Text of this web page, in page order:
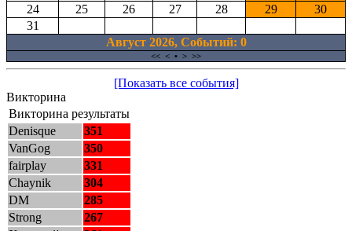
24
25 26 27 28 29
30
31
Август 2026, Cобытий: 0
<< < • > >>
[Показать все события]
Викторина
Викторина результаты
Denisque
351
VanGog
350
fairplay
331
Chaynik
304
DM
285
Strong
267